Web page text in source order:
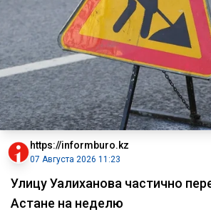
https://informburo.kz
07 Августа 2026 11:23
Улицу Уалиханова частично
Астане на неделю